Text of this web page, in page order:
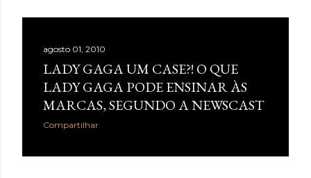
agosto 01, 2010
LADY GAGA UM CASE?! O QUE
LADY GAGA PODE ENSINAR ÀS
MARCAS, SEGUNDO A NEWSCAST
Compartilhar